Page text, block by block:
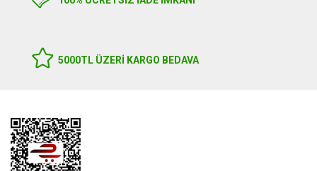
5000TL ÜZERI KARGO BEDAVA